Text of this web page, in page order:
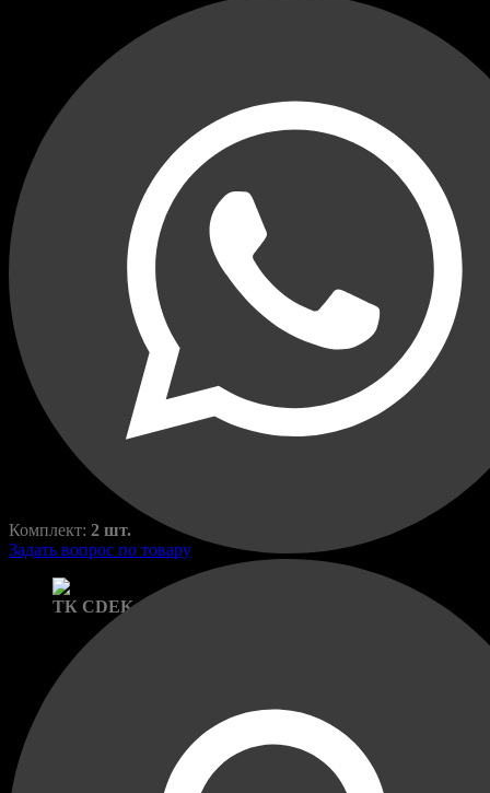
Переходные рамки для
Bentley Continental GT 2012-
2018
Continental
RAZ-H1-005-1
Комплект: 2 шт.
Задать вопрос по товару
Доставка в пункты выдачи:
ТК CDEK и Яндекс Маркет
Бренд: Continental